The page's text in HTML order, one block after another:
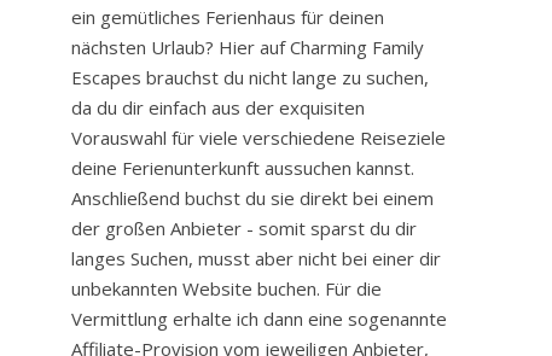
ein gemütliches Ferienhaus für deinen
nächsten Urlaub? Hier auf Charming Family
Escapes brauchst du nicht lange zu suchen,
da du dir einfach aus der exquisiten
Vorauswahl für viele verschiedene Reiseziele
deine Ferienunterkunft aussuchen kannst.
Anschließend buchst du sie direkt bei einem
der großen Anbieter - somit sparst du dir
langes Suchen, musst aber nicht bei einer dir
unbekannten Website buchen. Für die
Vermittlung erhalte ich dann eine sogenannte
Affiliate-Provision vom jeweiligen Anbieter,